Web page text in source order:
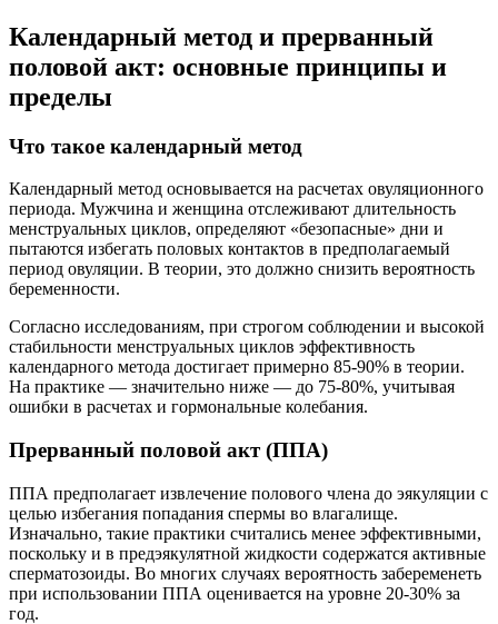
Календарный метод и прерванный
половой акт: основные принципы и
пределы
Что такое календарный метод
Календарный метод основывается на расчетах овуляционного
периода. Мужчина и женщина отслеживают длительность
менструальных циклов, определяют «безопасные» дни и
пытаются избегать половых контактов в предполагаемый
период овуляции. В теории, это должно снизить вероятность
беременности.
Согласно исследованиям, при строгом соблюдении и высокой
стабильности менструальных циклов эффективность
календарного метода достигает примерно 85-90% в теории.
На практике — значительно ниже — до 75-80%, учитывая
ошибки в расчетах и гормональные колебания.
Прерванный половой акт (ППА)
ППА предполагает извлечение полового члена до эякуляции с
целью избегания попадания спермы во влагалище.
Изначально, такие практики считались менее эффективными,
поскольку и в предэякулятной жидкости содержатся активные
сперматозоиды. Во многих случаях вероятность забеременеть
при использовании ППА оценивается на уровне 20-30% за
год.